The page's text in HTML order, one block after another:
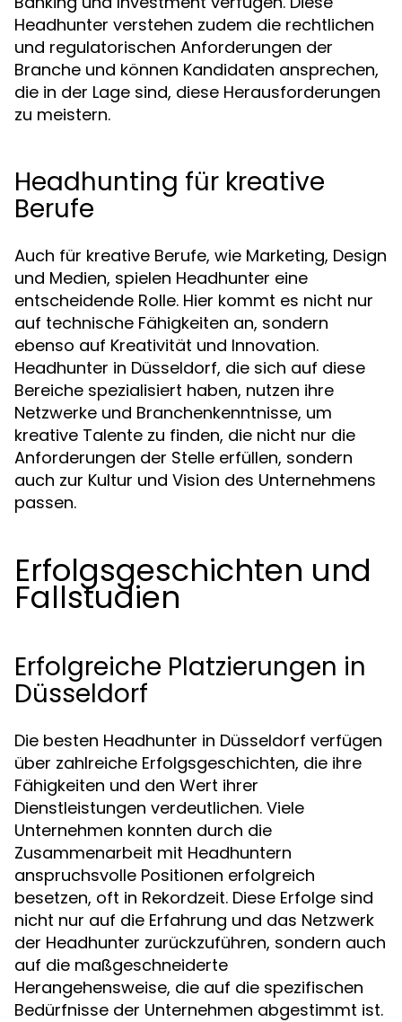
Headhunter verstehen zudem die rechtlichen
und regulatorischen Anforderungen der
Branche und können Kandidaten ansprechen,
die in der Lage sind, diese Herausforderungen
zu meistern.
Headhunting für kreative
Berufe
Auch für kreative Berufe, wie Marketing, Design
und Medien, spielen Headhunter eine
entscheidende Rolle. Hier kommt es nicht nur
auf technische Fähigkeiten an, sondern
ebenso auf Kreativität und Innovation.
Headhunter in Düsseldorf, die sich auf diese
Bereiche spezialisiert haben, nutzen ihre
Netzwerke und Branchenkenntnisse, um
kreative Talente zu finden, die nicht nur die
Anforderungen der Stelle erfüllen, sondern
auch zur Kultur und Vision des Unternehmens
passen.
Erfolgsgeschichten und
Fallstudien
Erfolgreiche Platzierungen in
Düsseldorf
Die besten Headhunter in Düsseldorf verfügen
über zahlreiche Erfolgsgeschichten, die ihre
Fähigkeiten und den Wert ihrer
Dienstleistungen verdeutlichen. Viele
Unternehmen konnten durch die
Zusammenarbeit mit Headhuntern
anspruchsvolle Positionen erfolgreich
besetzen, oft in Rekordzeit. Diese Erfolge sind
nicht nur auf die Erfahrung und das Netzwerk
der Headhunter zurückzuführen, sondern auch
auf die maßgeschneiderte
Herangehensweise, die auf die spezifischen
Bedürfnisse der Unternehmen abgestimmt ist.